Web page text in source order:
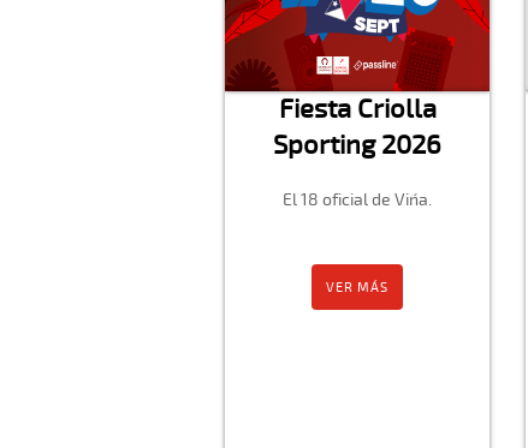
Fiesta Criolla
Sporting 2026
El 18 oficial de Viña.
VER MÁS